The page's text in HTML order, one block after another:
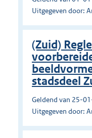
Uitgegeven door:
(Zuid)
stadsdeel
Geldend van 25-
Uitgegeven door: